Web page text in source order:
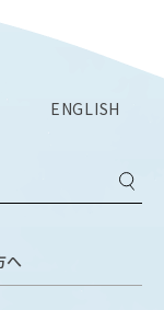
ENGLISH
へ